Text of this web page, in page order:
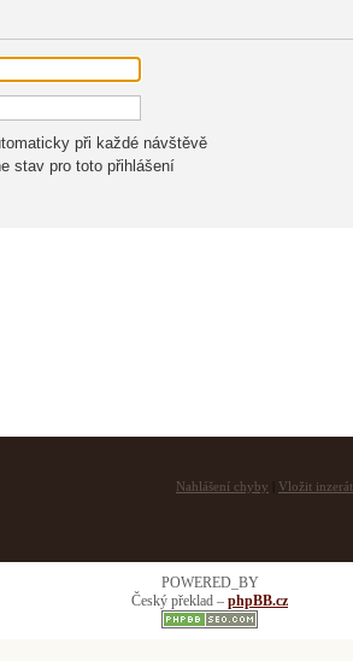
při každé návštěvě
stav pro toto přihlášení
Nahlášení chyby Vložit inzerát
POWERED_BY
Český překlad – phpBB.cz